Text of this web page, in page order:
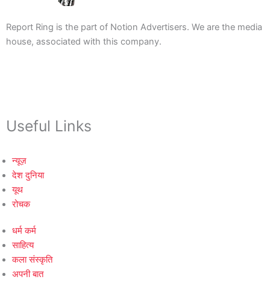
Report Ring is the part of Notion Advertisers. We are the media
house, associated with this company.
Useful Links
न्यूज़
देश दुनिया
यूथ
रोचक
धर्म कर्म
साहित्य
कला संस्कृति
अपनी बात